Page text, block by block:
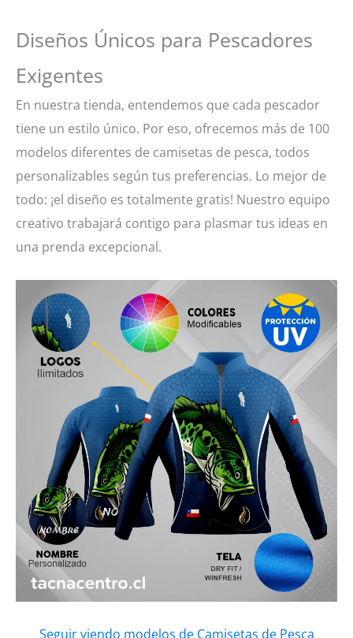
Diseños Únicos para Pescadores
Exigentes
En nuestra tienda, entendemos que cada pescador
tiene un estilo único. Por eso, ofrecemos más de 100
modelos diferentes de camisetas de pesca, todos
personalizables según tus preferencias. Lo mejor de
todo: ¡el diseño es totalmente gratis! Nuestro equipo
creativo trabajará contigo para plasmar tus ideas en
una prenda excepcional.
Seguir viendo modelos de Camisetas de Pesca